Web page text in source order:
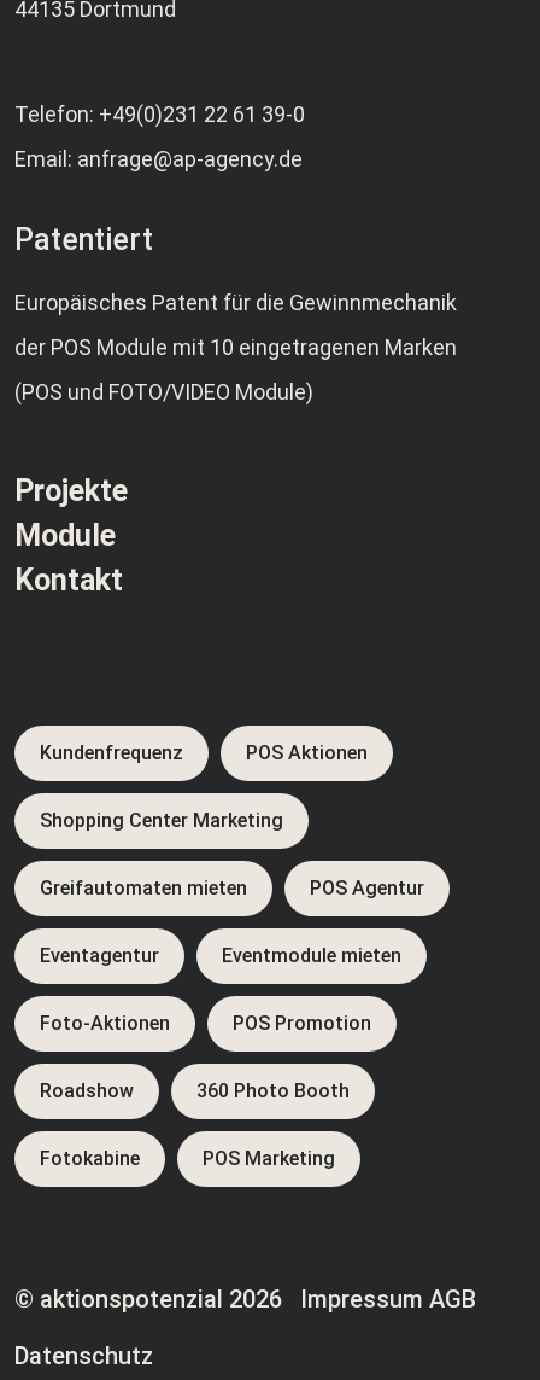
44135 Dortmund
Telefon: +49(0)231 22 61 39-0
Email: anfrage@ap-agency.de
Patentiert
Europäisches Patent für die Gewinnmechanik
der POS Module mit 10 eingetragenen Marken
(POS und FOTO/VIDEO Module)
Projekte
Module
Kontakt
Kundenfrequenz POS Aktionen
Shopping Center Marketing
Greifautomaten mieten POS Agentur
Eventagentur Eventmodule mieten
Foto-Aktionen POS Promotion
Roadshow 360 Photo Booth
Fotokabine POS Marketing
© aktionspotenzial 2026 Impressum AGB
Datenschutz